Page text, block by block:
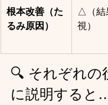
根本改善（た
るみ原因）
△（結
視）
🔍 それぞれの
に説明すると